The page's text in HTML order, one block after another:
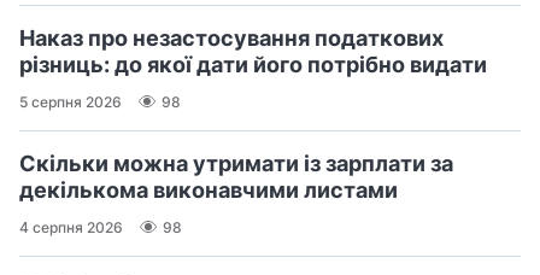
Наказ про незастосування податкових
різниць: до якої дати його потрібно видати
5 серпня 2026 98
Скільки можна утримати із зарплати за
декількома виконавчими листами
4 серпня 2026 98